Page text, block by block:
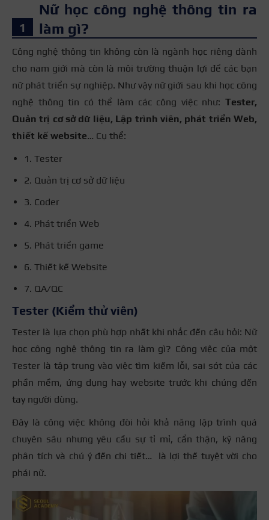
Nữ học công nghệ thông tin ra
làm gì?
Công nghệ thông tin không còn là ngành học riêng dành
cho nam giới mà còn là môi trường thuận lợi để các bạn
nữ phát triển sự nghiệp. Như vậy nữ giới sau khi học công
nghệ thông tin có thể làm các công việc như: Tester,
Quản trị cơ sở dữ liệu, Lập trình viên, phát triển Web,
thiết kế website… Cụ thể:
1. Tester
2. Quản trị cơ sở dữ liệu
3. Coder
4. Phát triển Web
5. Phát triển game
6. Thiết kế Website
7. QA/QC
Tester (Kiểm thử viên)
Tester là lựa chọn phù hợp nhất khi nhắc đến câu hỏi: Nữ
học công nghệ thông tin ra làm gì? Công việc của một
Tester là tập trung vào việc tìm kiếm lỗi, sai sót của các
phần mềm, ứng dụng hay website trước khi chúng đến
tay người dùng.
Đây là công việc không đòi hỏi khả năng lập trình quá
chuyên sâu nhưng yêu cầu sự tỉ mỉ, cẩn thận, kỹ năng
phân tích và chú ý đến chi tiết… là lợi thế tuyệt vời cho
phái nữ.